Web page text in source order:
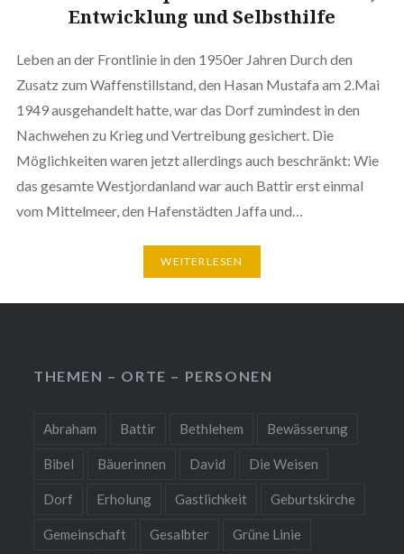
Entwicklung und Selbsthilfe
Leben an der Frontlinie in den 1950er Jahren Durch den
Zusatz zum Waffenstillstand, den Hasan Mustafa am 2.Mai
1949 ausgehandelt hatte, war das Dorf zumindest in den
Nachwehen zu Krieg und Vertreibung gesichert. Die
Möglichkeiten waren jetzt allerdings auch beschränkt: Wie
das gesamte Westjordanland war auch Battir erst einmal
vom Mittelmeer, den Hafenstädten Jaffa und…
WEITERLESEN
THEMEN – ORTE – PERSONEN
Abraham Battir Bethlehem Bewässerung
Bibel Bäuerinnen David Die Weisen
Dorf Erholung Gastlichkeit Geburtskirche
Gemeinschaft Gesalbter Grüne Linie